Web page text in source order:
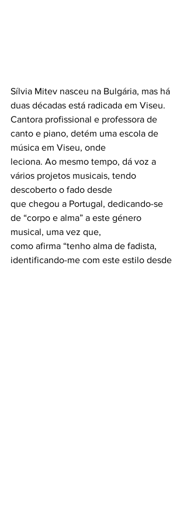
Sílvia Mitev nasceu na Bulgária, mas há
duas décadas está radicada em Viseu.
Cantora profissional e professora de
canto e piano, detém uma escola de
música em Viseu, onde
leciona. Ao mesmo tempo, dá voz a
vários projetos musicais, tendo
descoberto o fado desde
que chegou a Portugal, dedicando-se
de “corpo e alma” a este género
musical, uma vez que,
como afirma “tenho alma de fadista,
identificando-me com este estilo desde